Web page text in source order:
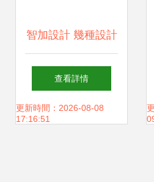
智加設計 幾種設計
感絕佳的圖文排版
思路與制作指南
查看詳情
更新時間：2026-08-08
17:16:51